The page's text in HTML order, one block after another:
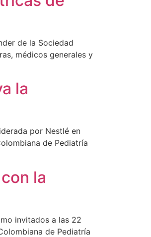
de la Sociedad
médicos generales y
la
por Nestlé en
de Pediatría
la
invitados a las 22
de Pediatría